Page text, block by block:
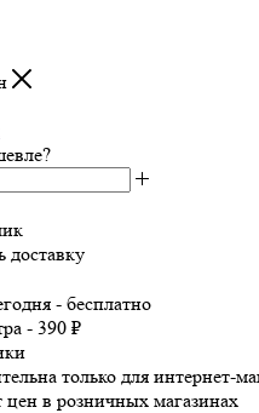
доставку
- бесплатно
- 390 ₽
только для интернет-
цен в розничных магазинах